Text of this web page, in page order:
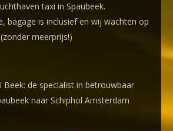
taxi in Spaubeek.
bagage is inclusief en wij wachten op
meerprijs!)
Beek: de specialist in betrouwbaar
naar Schiphol Amsterdam